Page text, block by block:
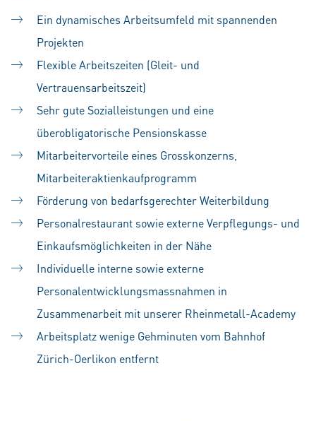
Ein dynamisches Arbeitsumfeld mit spannenden
Projekten
Flexible Arbeitszeiten (Gleit- und
Vertrauensarbeitszeit)
Sehr gute Sozialleistungen und eine
überobligatorische Pensionskasse
Mitarbeitervorteile eines Grosskonzerns,
Mitarbeiteraktienkaufprogramm
Förderung von bedarfsgerechter Weiterbildung
Personalrestaurant sowie externe Verpflegungs- und
Einkaufsmöglichkeiten in der Nähe
Individuelle interne sowie externe
Personalentwicklungsmassnahmen in
Zusammenarbeit mit unserer Rheinmetall-Academy
Arbeitsplatz wenige Gehminuten vom Bahnhof
Zürich-Oerlikon entfernt